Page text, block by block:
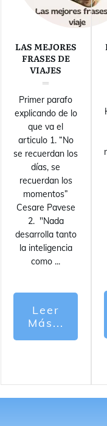
LAS MEJORES
FRASES DE
VIAJES
Primer parafo
explicando de lo
que va el
articulo 1. “No
se recuerdan los
días, se
recuerdan los
momentos”
Cesare Pavese
2. "Nada
desarrolla tanto
la inteligencia
como ...
Leer
Más...